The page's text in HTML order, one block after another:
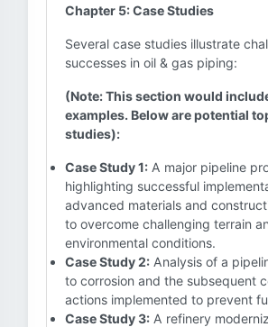
Chapter 5: Case Studies
Several case studies illustrate
successes in oil & gas piping:
(Note: This section would
examples. Below are potential
studies):
Case Study 1: A major pipeline
highlighting successful
advanced materials and
to overcome challenging terrain
environmental conditions.
Case Study 2: Analysis of a
to corrosion and the subsequent
actions implemented to prevent
Case Study 3: A refinery